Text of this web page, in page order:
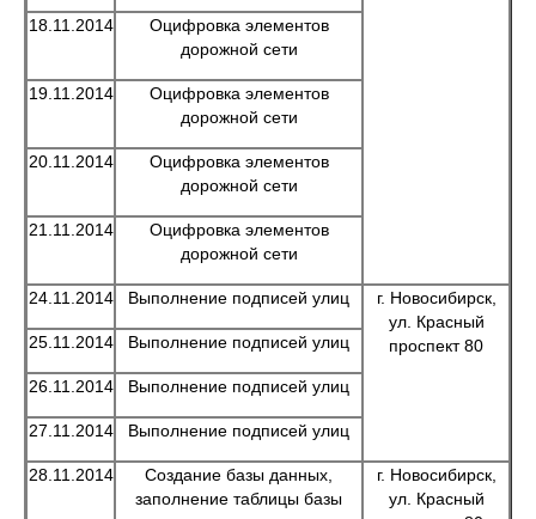
18.11.2014
Оцифровка элементов
дорожной сети
19.11.2014
Оцифровка элементов
дорожной сети
20.11.2014
Оцифровка элементов
дорожной сети
21.11.2014
Оцифровка элементов
дорожной сети
24.11.2014 Выполнение подписей улиц
г. Новосибирск,
ул. Красный
проспект 80
25.11.2014 Выполнение подписей улиц
26.11.2014 Выполнение подписей улиц
27.11.2014 Выполнение подписей улиц
28.11.2014
Создание базы данных,
заполнение таблицы базы
г. Новосибирск,
ул. Красный